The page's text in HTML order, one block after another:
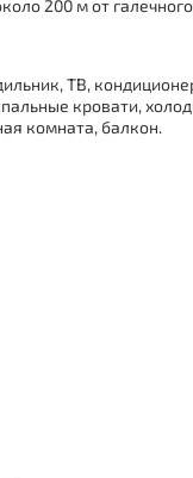
200 м от
ТВ,
кровати,
комната, балкон.